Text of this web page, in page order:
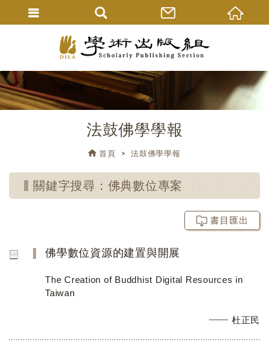
法鼓佛學學報
首頁 法鼓佛學學報
關鍵字搜尋：佛典數位專案
書目匯出
佛學數位資源的建置與開展
The Creation of Buddhist Digital Resources in
Taiwan
杜正民